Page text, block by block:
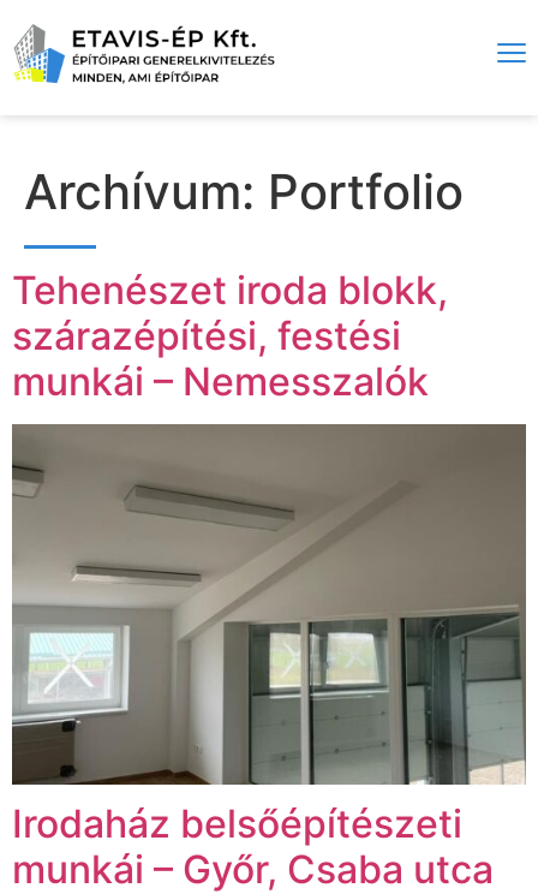
Archívum: Portfolio
Tehenészet iroda blokk,
szárazépítési, festési
munkái – Nemesszalók
Irodaház belsőépítészeti
munkái – Győr, Csaba utca